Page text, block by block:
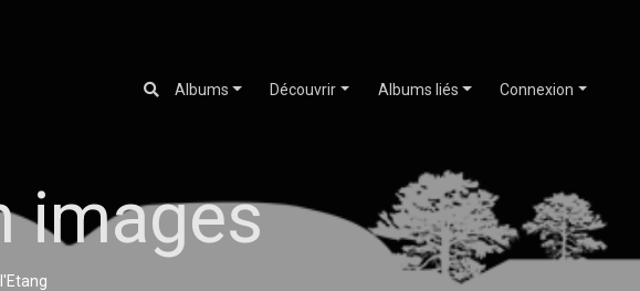
Albums Découvrir Albums liés Connexion
images